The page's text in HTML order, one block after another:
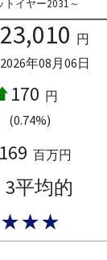
トイヤー2031～
23,010 円
2026年08月06日
170 円
(0.74%)
169 百万円
3平均的
★★★